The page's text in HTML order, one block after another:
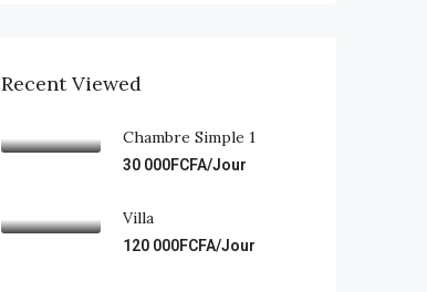
Recent Viewed
Chambre Simple 1
30 000FCFA/Jour
Villa
120 000FCFA/Jour